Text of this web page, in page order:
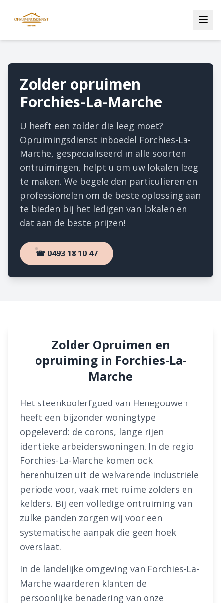
Zolder opruimen
Forchies-La-Marche
U heeft een zolder die leeg moet?
Opruimingsdienst inboedel Forchies-La-
Marche, gespecialiseerd in alle soorten
ontruimingen, helpt u om uw lokalen leeg
te maken. We begeleiden particulieren en
professionelen om de beste oplossing aan
te bieden bij het ledigen van lokalen en
dat aan de beste prijzen!
☎ 0493 18 10 47
Zolder Opruimen en
opruiming in Forchies-La-
Marche
Het steenkoolerfgoed van Henegouwen
heeft een bijzonder woningtype
opgeleverd: de corons, lange rijen
identieke arbeiderswoningen. In de regio
Forchies-La-Marche komen ook
herenhuizen uit de welvarende industriële
periode voor, vaak met ruime zolders en
kelders. Bij een volledige ontruiming van
zulke panden zorgen wij voor een
systematische aanpak die geen hoek
overslaat.
In de landelijke omgeving van Forchies-La-
Marche waarderen klanten de
persoonlijke benadering van onze